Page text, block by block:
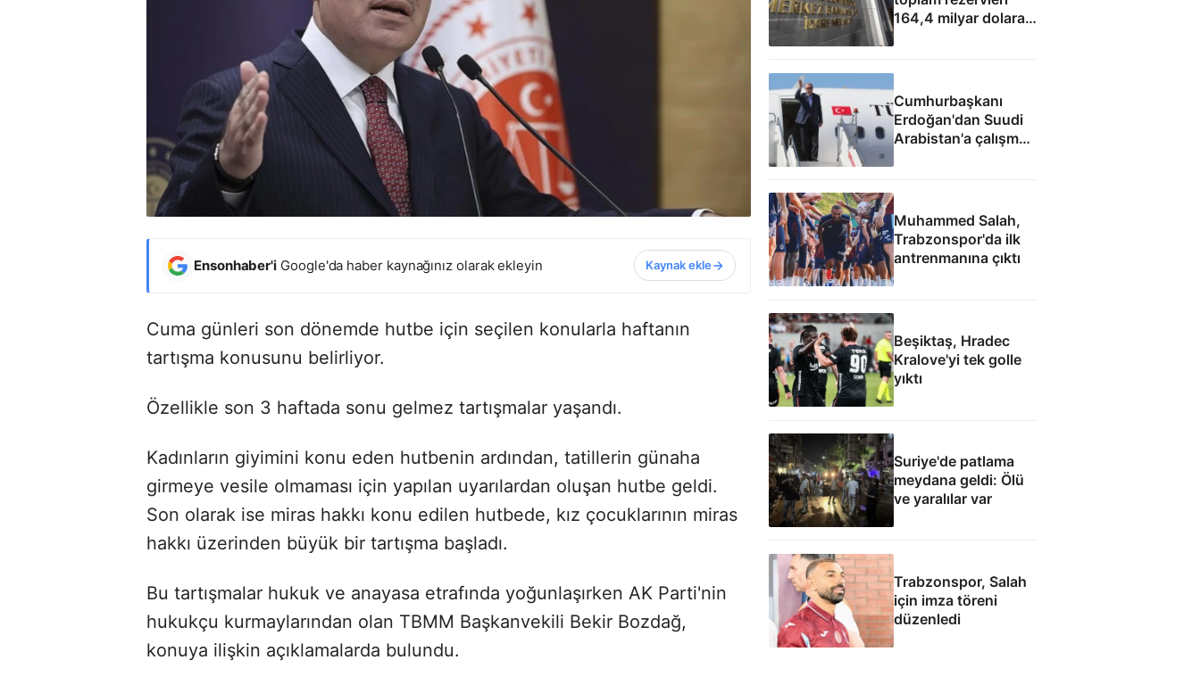
Ensonhaber'i Google'da haber kaynağınız olarak ekleyin Kaynak ekle
Cuma günleri son dönemde hutbe için seçilen konularla haftanın
tartışma konusunu belirliyor.
Özellikle son 3 haftada sonu gelmez tartışmalar yaşandı.
Kadınların giyimini konu eden hutbenin ardından, tatillerin günaha
girmeye vesile olmaması için yapılan uyarılardan oluşan hutbe geldi.
Son olarak ise miras hakkı konu edilen hutbede, kız çocuklarının miras
hakkı üzerinden büyük bir tartışma başladı.
Bu tartışmalar hukuk ve anayasa etrafında yoğunlaşırken AK Parti'nin
hukukçu kurmaylarından olan TBMM Başkanvekili Bekir Bozdağ,
konuya ilişkin açıklamalarda bulundu.
164,4 milyar dolara
yükseldi
Cumhurbaşkanı
Erdoğan'dan Suudi
Arabistan'a çalışma
Muhammed Salah,
Trabzonspor'da ilk
antrenmanına çıktı
Beşiktaş, Hradec
Kralove'yi tek golle
yıktı
Suriye'de patlama
meydana geldi: Ölü
ve yaralılar var
Trabzonspor, Salah
için imza töreni
düzenledi